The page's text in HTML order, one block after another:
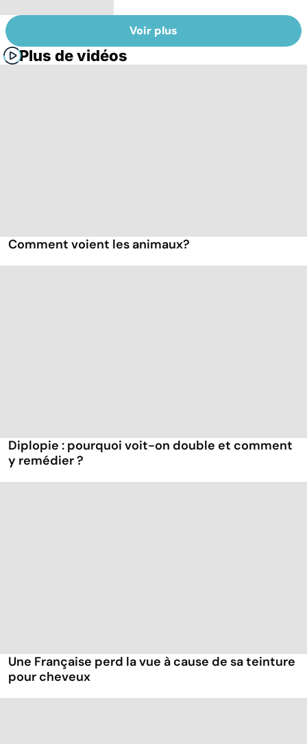
Voir plus
Plus de vidéos
Comment voient les animaux?
Diplopie : pourquoi voit-on double et comment
y remédier ?
Une Française perd la vue à cause de sa teinture
pour cheveux